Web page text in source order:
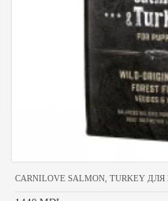
CARNILOVE SALMON, TURKEY